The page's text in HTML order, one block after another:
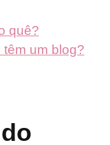
quê?
um blog?